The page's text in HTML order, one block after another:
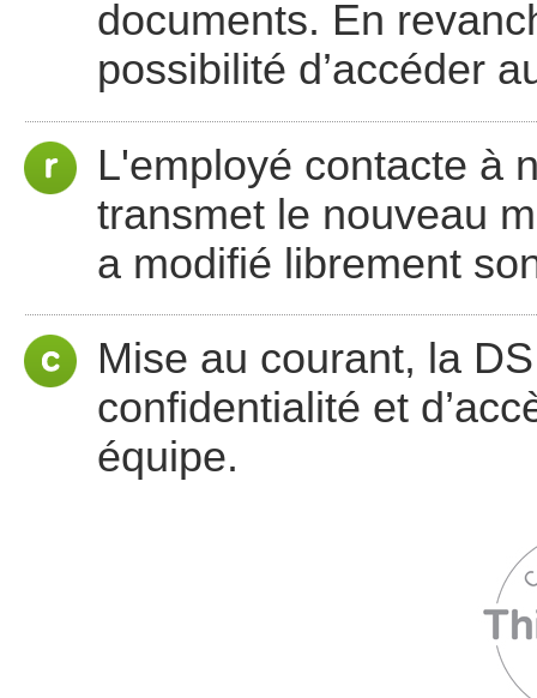
documents. En
possibilité d’accéder
L'employé contacte à
transmet le nouveau
a modifié librement
Mise au courant, la
confidentialité et
équipe.